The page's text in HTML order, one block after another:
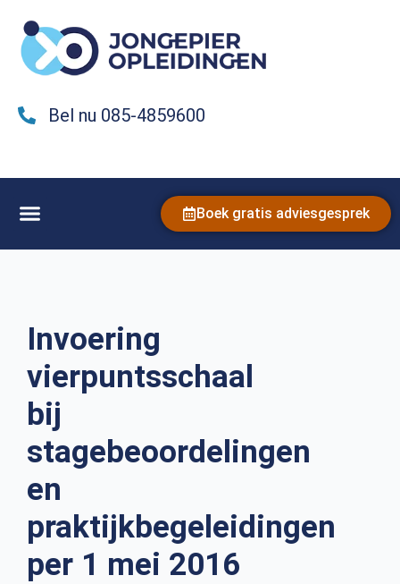
Bel nu 085-4859600
Boek gratis adviesgesprek
Invoering
vierpuntsschaal
bij
stagebeoordelingen
en
praktijkbegeleidingen
per 1 mei 2016